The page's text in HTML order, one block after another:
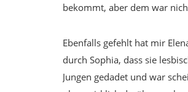
bekommt, aber dem war
Ebenfalls gefehlt hat mir
durch Sophia, dass sie
Jungen gedadet und war